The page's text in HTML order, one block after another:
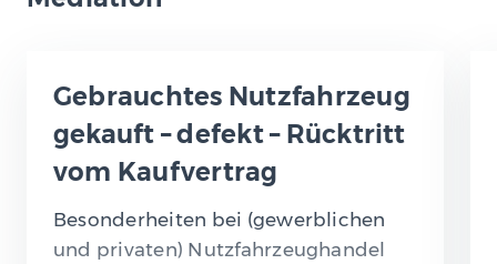
Gebrauchtes Nutzfahrzeug
gekauft – defekt – Rücktritt
vom Kaufvertrag
Besonderheiten bei (gewerblichen
und privaten) Nutzfahrzeughandel